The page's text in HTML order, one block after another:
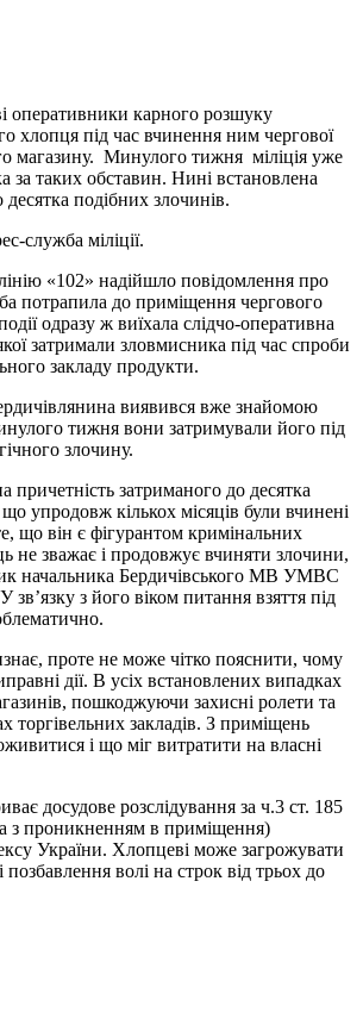
оперативники карного розшуку
хлопця під час вчинення ним чергової
магазину. Минулого тижня міліція уже
за таких обставин. Нині встановлена
подібних злочинів.
служба міліції.
«102» надійшло повідомлення про
потрапила до приміщення чергового
одразу ж виїхала слідчо-оперативна
затримали зловмисника під час спроби
закладу продукти.
виявився вже знайомою
тижня вони затримували його під
злочину.
причетність затриманого до десятка
упродовж кількох місяців були вчинені
що він є фігурантом кримінальних
не зважає і продовжує вчиняти злочини,
начальника Бердичівського МВ УМВС
зв’язку з його віком питання взяття під
проте не може чітко пояснити, чому
дії. В усіх встановлених випадках
пошкоджуючи захисні ролети та
торгівельних закладів. З приміщень
і що міг витратити на власні
досудове розслідування за ч.3 ст. 185
з проникненням в приміщення)
України. Хлопцеві може загрожувати
позбавлення волі на строк від трьох до